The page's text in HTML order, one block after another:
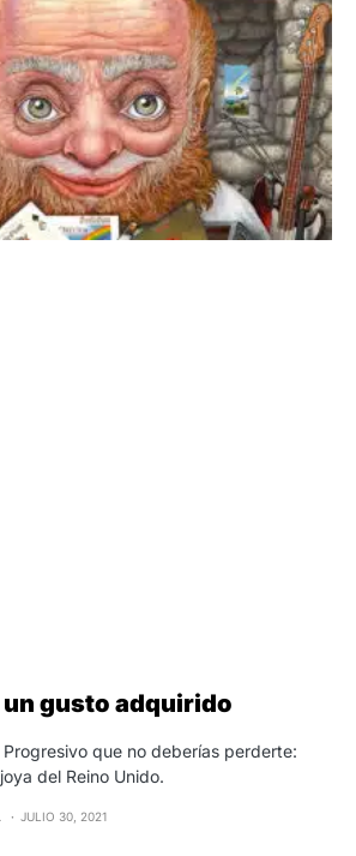
un gusto adquirido
que no deberías perderte:
del Reino Unido.
JULIO 30, 2021